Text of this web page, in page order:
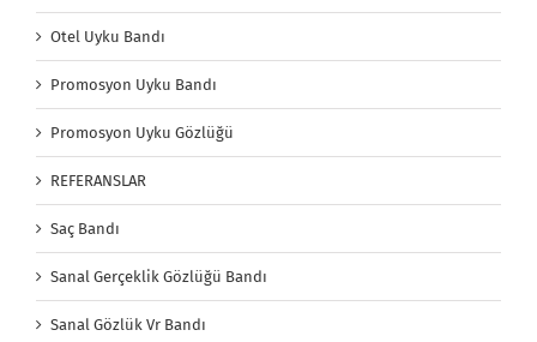
Otel Uyku Bandı
Promosyon Uyku Bandı
Promosyon Uyku Gözlüğü
REFERANSLAR
Saç Bandı
Sanal Gerçeklik Gözlüğü Bandı
Sanal Gözlük Vr Bandı